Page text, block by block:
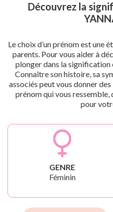
Découvrez la
Le choix d’un prénom est une
parents. Pour vous aider à
plonger dans la signification
Connaître son histoire, sa
associés peut vous donner
prénom qui vous ressemble,
pour
GENRE
Féminin